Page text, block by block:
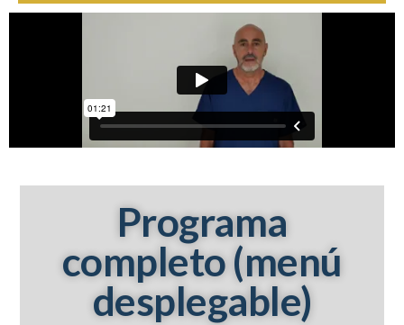
Programa
completo (menú
desplegable)